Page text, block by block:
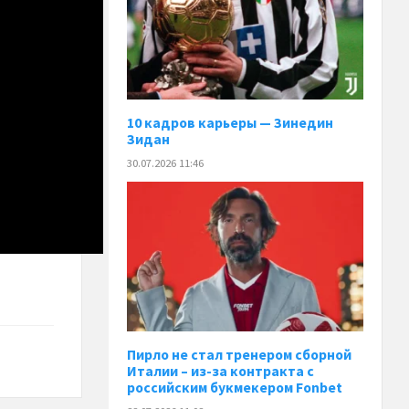
10 кадров карьеры — Зинедин
Зидан
30.07.2026 11:46
Пирло не стал тренером сборной
Италии – из-за контракта с
российским букмекером Fonbet